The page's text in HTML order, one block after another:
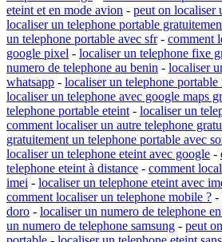
eteint et en mode avion - peut on localiser
localiser un telephone portable
un telephone portable avec sfr- comment
google pixel - localiser un telephone fixe
numero de telephone au benin - localiser
whatsapp - localiser un telephone portable
localiser un telephone avec google maps
telephone portable eteint - localiser un
comment localiser un autre telephone
gratuitement un telephone portable avec
localiser un telephone eteint avec google -
telephone eteint à distance - comment
imei - localiser un telephone eteint avec
comment localiser un telephone mobile ? -
doro - localiser un numero de telephone
un numero de telephone samsung - peut